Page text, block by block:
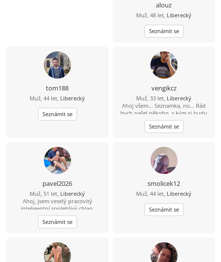
alouz
Muž, 48 let, Liberecký
Seznámit se
tom188
Muž, 44 let, Liberecký
Seznámit se
vengikcz
Muž, 33 let, Liberecký
Ahoj všem... Seznamka, no... Rád
bych našel někoho, s kým si budu
rozumět a hlavně bych byl rád,
kdyby v tom byla i důvěra, tu mám
teĎ podkopanou asi nejvíce... :)
Seznámit se
pavel2026
Muž, 51 let, Liberecký
Ahoj, jsem veselý pracovitý
inteligentní spolehlivý chlap.
Seznámit se
smolicek12
Muž, 44 let, Liberecký
Seznámit se